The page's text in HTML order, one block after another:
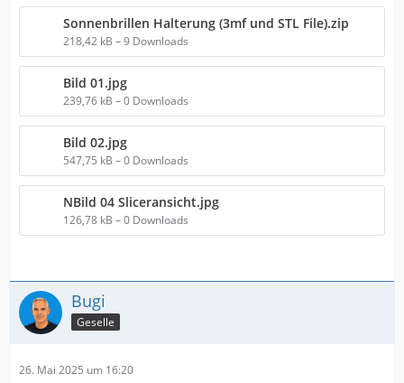
Sonnenbrillen Halterung (3mf und STL File).zip
218,42 kB – 9 Downloads
Bild 01.jpg
239,76 kB – 0 Downloads
Bild 02.jpg
547,75 kB – 0 Downloads
NBild 04 Sliceransicht.jpg
126,78 kB – 0 Downloads
Bugi
Geselle
26. Mai 2025 um 16:20